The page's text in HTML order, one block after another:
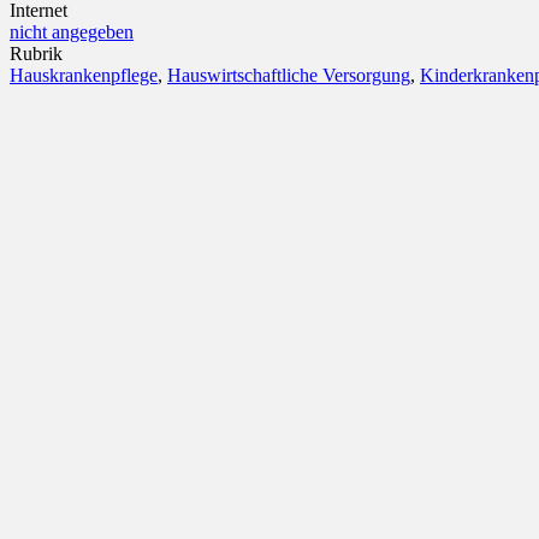
Internet
nicht angegeben
Rubrik
Hauskrankenpflege, Hauswirtschaftliche Versorgung,